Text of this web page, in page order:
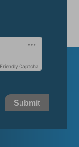
Friendly Captcha
Submit